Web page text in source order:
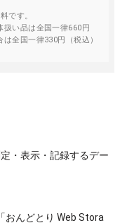
です。
扱い品は全国一律660円
全国一律330円（税込）
・表示・記録するデー
おんどとり Web Stora